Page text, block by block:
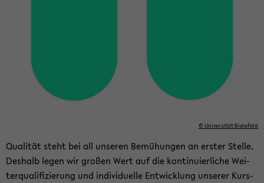
© Uni­ver­si­tät Bie­le­feld
Qua­li­tät steht bei all un­se­ren Be­mü­hun­gen an ers­ter Stel­le.
Des­halb legen wir gro­ßen Wert auf die kon­ti­nu­ier­li­che Wei­
ter­qua­li­fi­zie­rung und in­di­vi­du­el­le Ent­wick­lung un­se­rer Kurs­